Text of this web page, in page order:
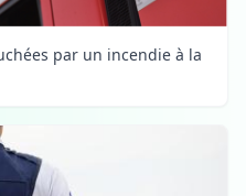
par un incendie à la